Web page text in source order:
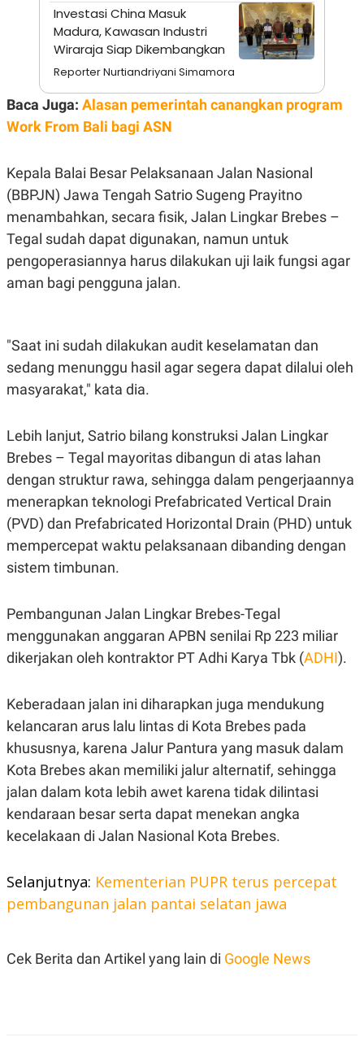
E
R
I
L
E
T
A
R
I
P
S
T
T
I
M
A
E
O
T
A
N
T
L
I
S
U
S
JARINGAN
K
O
N
N
A
C
A
E
M
Y
P
R
E
R
E
L
E
A
S
.
I
D
L
G
A
C
K
E
J
I
Investasi China Masuk
Madura, Kawasan Industri
Wiraraja Siap Dikembangkan
Reporter Nurtiandriyani Simamora
Baca Juga: Alasan pemerintah canangkan program
Work From Bali bagi ASN
Kepala Balai Besar Pelaksanaan Jalan Nasional
(BBPJN) Jawa Tengah Satrio Sugeng Prayitno
menambahkan, secara fisik, Jalan Lingkar Brebes –
Tegal sudah dapat digunakan, namun untuk
pengoperasiannya harus dilakukan uji laik fungsi agar
aman bagi pengguna jalan.
"Saat ini sudah dilakukan audit keselamatan dan
sedang menunggu hasil agar segera dapat dilalui oleh
masyarakat," kata dia.
Lebih lanjut, Satrio bilang konstruksi Jalan Lingkar
Brebes – Tegal mayoritas dibangun di atas lahan
dengan struktur rawa, sehingga dalam pengerjaannya
menerapkan teknologi Prefabricated Vertical Drain
(PVD) dan Prefabricated Horizontal Drain (PHD) untuk
mempercepat waktu pelaksanaan dibanding dengan
sistem timbunan.
Pembangunan Jalan Lingkar Brebes-Tegal
menggunakan anggaran APBN senilai Rp 223 miliar
dikerjakan oleh kontraktor PT Adhi Karya Tbk (ADHI).
Keberadaan jalan ini diharapkan juga mendukung
kelancaran arus lalu lintas di Kota Brebes pada
khususnya, karena Jalur Pantura yang masuk dalam
Kota Brebes akan memiliki jalur alternatif, sehingga
jalan dalam kota lebih awet karena tidak dilintasi
kendaraan besar serta dapat menekan angka
kecelakaan di Jalan Nasional Kota Brebes.
Selanjutnya: Kementerian PUPR terus percepat
pembangunan jalan pantai selatan jawa
Cek Berita dan Artikel yang lain di Google News